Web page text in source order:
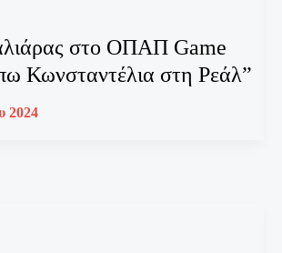
στο ΟΠΑΠ Game
Κωνσταντέλια στη Ρεάλ”
2024